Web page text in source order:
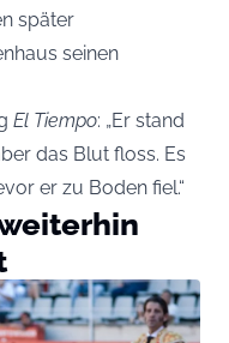
später
seinen
El Tiempo: „Er stand
das Blut floss. Es
er zu Boden fiel.“